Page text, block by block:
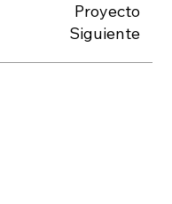
Proyecto
Siguiente